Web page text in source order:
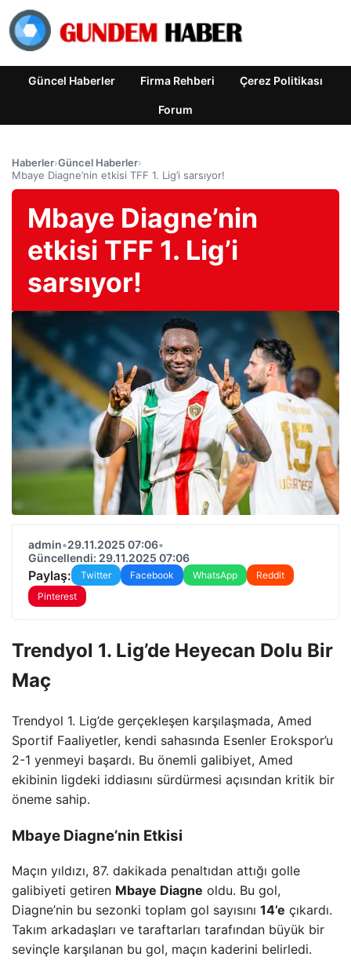
Güncel Haberler Firma Rehberi Çerez Politikası
Forum
Haberler›Güncel Haberler›
Mbaye Diagne’nin etkisi TFF 1. Lig’i sarsıyor!
Mbaye Diagne’nin
etkisi TFF 1. Lig’i
sarsıyor!
admin•29.11.2025 07:06•
Güncellendi: 29.11.2025 07:06
Paylaş: Twitter Facebook WhatsApp
Reddit
Pinterest
Trendyol 1. Lig’de Heyecan Dolu Bir
Maç
Trendyol 1. Lig’de gerçekleşen karşılaşmada, Amed
Sportif Faaliyetler, kendi sahasında Esenler Erokspor’u
2-1 yenmeyi başardı. Bu önemli galibiyet, Amed
ekibinin ligdeki iddiasını sürdürmesi açısından kritik bir
öneme sahip.
Mbaye Diagne’nin Etkisi
Maçın yıldızı, 87. dakikada penaltıdan attığı golle
galibiyeti getiren Mbaye Diagne oldu. Bu gol,
Diagne’nin bu sezonki toplam gol sayısını 14’e çıkardı.
Takım arkadaşları ve taraftarları tarafından büyük bir
sevinçle karşılanan bu gol, maçın kaderini belirledi.